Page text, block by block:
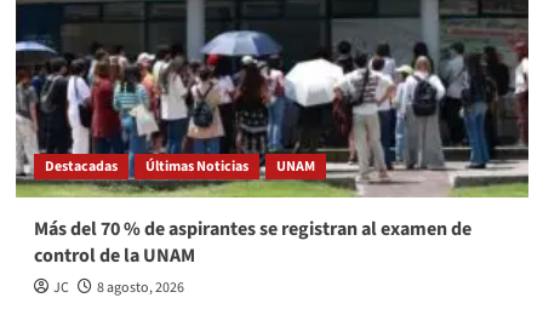
Destacadas Últimas Noticias UNAM
Más del 70 % de aspirantes se registran al examen de
control de la UNAM
JC 8 agosto, 2026